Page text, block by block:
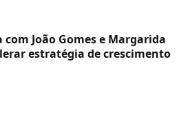
João Gomes e Margarida
estratégia de crescimento